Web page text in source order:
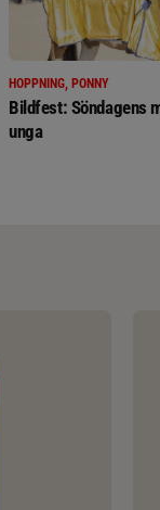
HOPPNING, PONNY
Bildfest: Söndagens
unga